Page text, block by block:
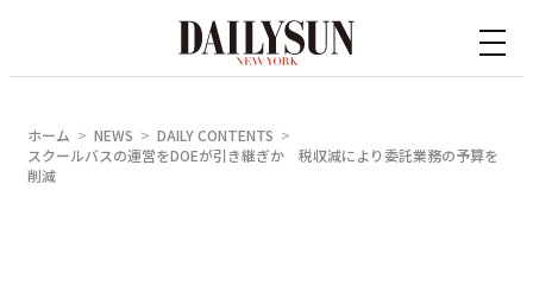
ホーム NEWS
DAILY CONTENTS
スクールバスの運営をDOEが引き継ぎか 税収減により委託業務の予算を
削減